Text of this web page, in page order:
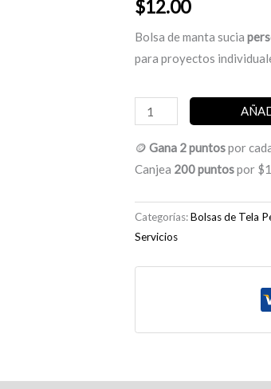
$12.00
Bolsa de manta sucia
para proyectos
Bolsa
de
manta
sucia
full
color
🪙 Gana 2 puntospor
Canjea 200 puntospor
Categorías:Bolsas de Tela
Servicios